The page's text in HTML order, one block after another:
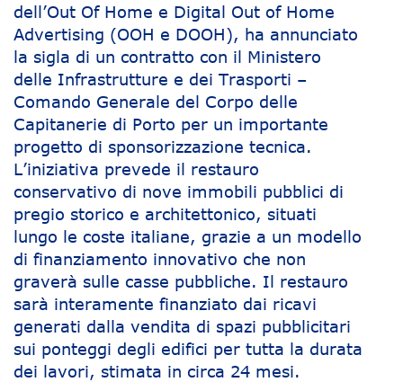
dell’Out Of Home e Digital Out of Home
Advertising (OOH e DOOH), ha annunciato
la sigla di un contratto con il Ministero
delle Infrastrutture e dei Trasporti –
Comando Generale del Corpo delle
Capitanerie di Porto per un importante
progetto di sponsorizzazione tecnica.
L’iniziativa prevede il restauro
conservativo di nove immobili pubblici di
pregio storico e architettonico, situati
lungo le coste italiane, grazie a un modello
di finanziamento innovativo che non
graverà sulle casse pubbliche. Il restauro
sarà interamente finanziato dai ricavi
generati dalla vendita di spazi pubblicitari
sui ponteggi degli edifici per tutta la durata
dei lavori, stimata in circa 24 mesi.